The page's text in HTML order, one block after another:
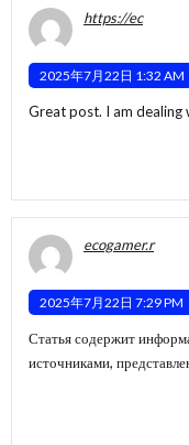
https://ec
2025年7月22日 1:32 AM
Great post. I am dealing
ecogamer.r
2025年7月22日 7:29 PM
Статья содержит
источниками,